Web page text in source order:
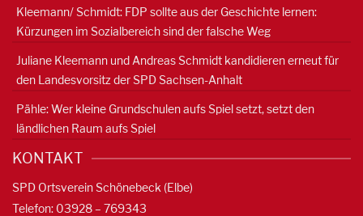
Kleemann/ Schmidt: FDP sollte aus der Geschichte lernen:
Kürzungen im Sozialbereich sind der falsche Weg
Juliane Kleemann und Andreas Schmidt kandidieren erneut für
den Landesvorsitz der SPD Sachsen-Anhalt
Pähle: Wer kleine Grundschulen aufs Spiel setzt, setzt den
ländlichen Raum aufs Spiel
KONTAKT
SPD Ortsverein Schönebeck (Elbe)
Telefon: 03928 – 769343